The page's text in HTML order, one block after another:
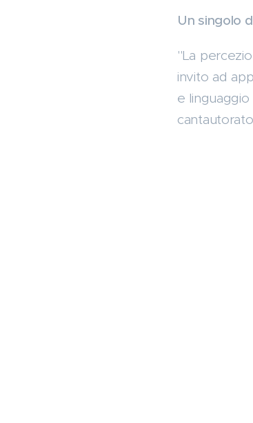
Un singolo
"La
invito ad
e